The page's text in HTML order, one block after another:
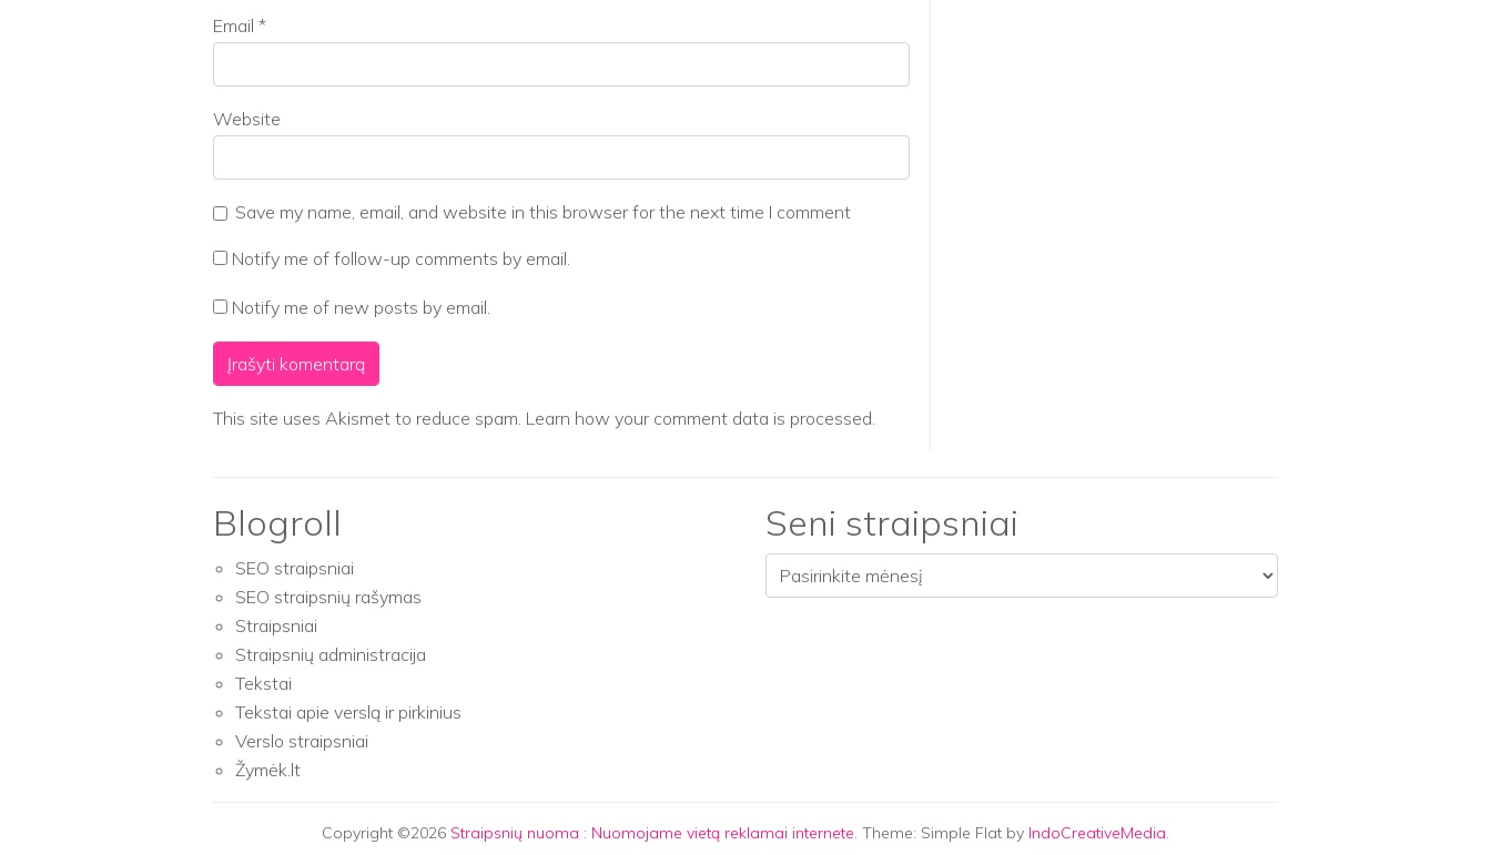
Email *
Website
Save my name, email, and website in this browser for the next time I comment
Notify me of follow-up comments by email.
Notify me of new posts by email.
This site uses Akismet to reduce spam. Learn how your comment data is processed.
Blogroll
SEO straipsniai
SEO straipsnių rašymas
Straipsniai
Straipsnių administracija
Tekstai
Tekstai apie verslą ir pirkinius
Verslo straipsniai
Žymėk.lt
Seni straipsniai
Seni straipsniai
Copyright ©2026 Straipsnių nuoma : Nuomojame vietą reklamai internete. Theme: Simple Flat by IndoCreativeMedia.